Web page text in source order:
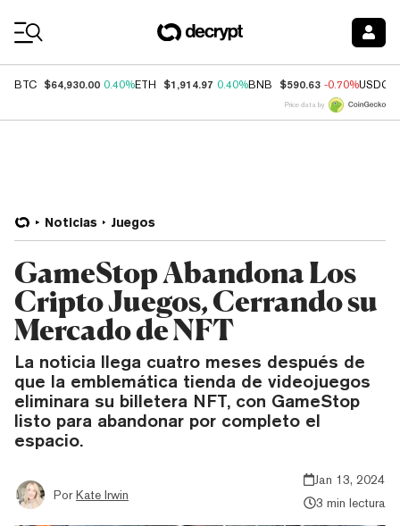
BTC $64,930.00 0.40%ETH $1,914.97 0.40%BNB $590.63 -0.70%USDC
Price data by
Noticias Juegos
GameStop Abandona Los
Cripto Juegos, Cerrando su
Mercado de NFT
La noticia llega cuatro meses después de
que la emblemática tienda de videojuegos
eliminara su billetera NFT, con GameStop
listo para abandonar por completo el
espacio.
Por Kate Irwin
Jan 13, 2024
3 min lectura